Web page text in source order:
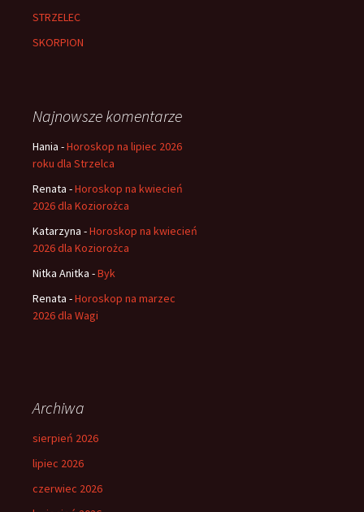
STRZELEC
SKORPION
Najnowsze komentarze
Hania -Horoskop na lipiec 2026
roku dla Strzelca
Renata -Horoskop na kwiecień
2026 dla Koziorożca
Katarzyna -Horoskop na kwiecień
2026 dla Koziorożca
Nitka Anitka -Byk
Renata -Horoskop na marzec
2026 dla Wagi
Archiwa
sierpień 2026
lipiec 2026
czerwiec 2026